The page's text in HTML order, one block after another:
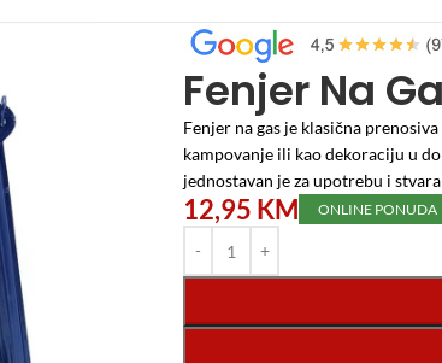
Početna/Home i Decor/
Fenjer Na
Fenjer na gas je klasična
kampovanje ili kao dekoraciju u
jednostavan je za upotrebu i
12,95 KM ONLINE PONUDA